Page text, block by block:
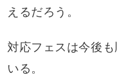
えるだろう。
対応フェスは今後
いる。